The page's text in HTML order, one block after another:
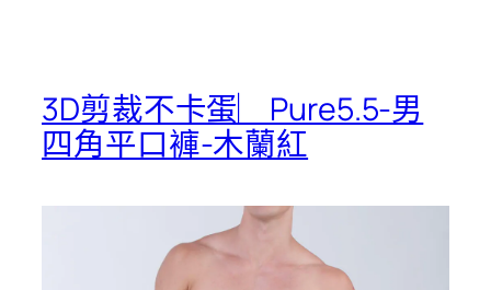
3D剪裁不卡蛋︳Pure5.5-男
四角平口褲-木蘭紅